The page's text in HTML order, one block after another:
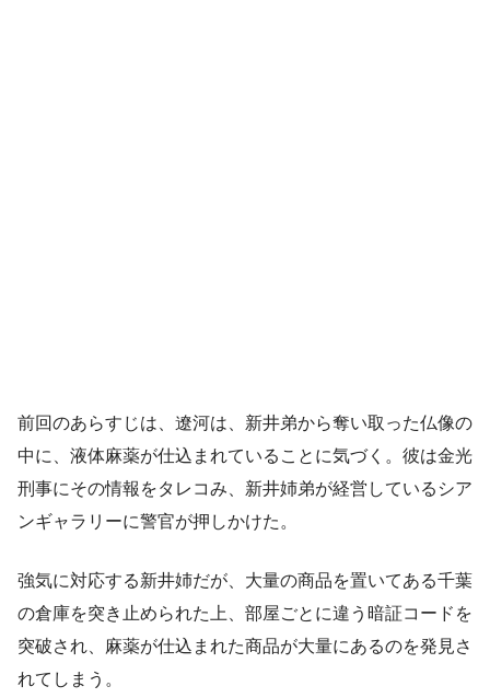
前回のあらすじは、遼河は、新井弟から奪い取った仏像の
中に、液体麻薬が仕込まれていることに気づく。彼は金光
刑事にその情報をタレコみ、新井姉弟が経営しているシア
ンギャラリーに警官が押しかけた。
強気に対応する新井姉だが、大量の商品を置いてある千葉
の倉庫を突き止められた上、部屋ごとに違う暗証コードを
突破され、麻薬が仕込まれた商品が大量にあるのを発見さ
れてしまう。